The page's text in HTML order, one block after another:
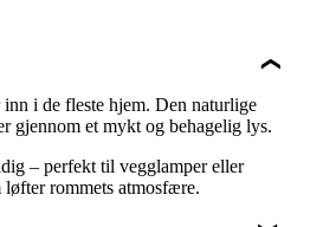
i de fleste hjem. Den naturlige
gjennom et mykt og behagelig lys.
– perfekt til vegglamper eller
rommets atmosfære.